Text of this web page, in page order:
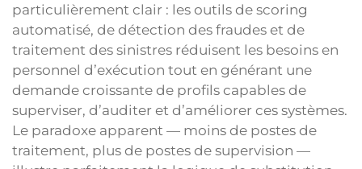
particulièrement clair : les outils de scoring
automatisé, de détection des fraudes et de
traitement des sinistres réduisent les besoins en
personnel d’exécution tout en générant une
demande croissante de profils capables de
superviser, d’auditer et d’améliorer ces systèmes.
Le paradoxe apparent — moins de postes de
traitement, plus de postes de supervision —